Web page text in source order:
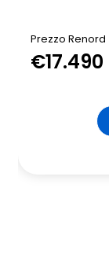
Prezzo Renord
€17.490